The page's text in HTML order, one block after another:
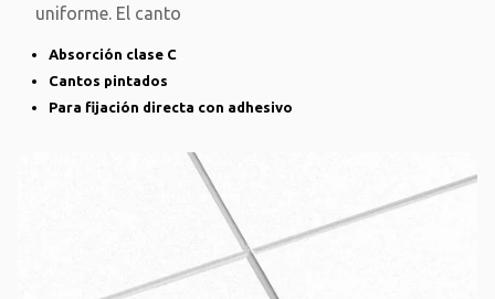
uniforme. El canto
Absorción clase C
Cantos pintados
Para fijación directa con adhesivo